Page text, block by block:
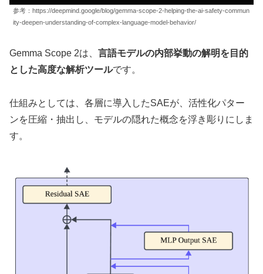
参考：https://deepmind.google/blog/gemma-scope-2-helping-the-ai-safety-commun
ity-deepen-understanding-of-complex-language-model-behavior/
Gemma Scope 2は、 言語モデルの内部挙動の解明を目的
とした高度な解析ツールです。
仕組みとしては、各層に導入したSAEが、活性化パター
ンを圧縮・抽出し、モデルの隠れた概念を浮き彫りにしま
す。